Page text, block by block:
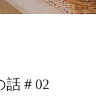
話＃02